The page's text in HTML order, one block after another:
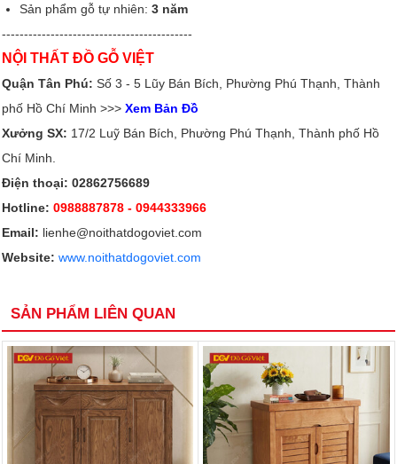
Sản phẩm gỗ tự nhiên:3 năm
-------------------------------------------
NỘI THẤT ĐỒ GỖ VIỆT
Quận Tân Phú: Số 3 - 5 Lũy Bán Bích, Phường Phú Thạnh, Thành
phố Hồ Chí Minh >>> Xem Bản Đồ
Xưởng SX: 17/2 Luỹ Bán Bích, Phường Phú Thạnh, Thành phố Hồ
Chí Minh.
Điện thoại: 02862756689
Hotline:0988887878 - 0944333966
Email: lienhe@noithatdogoviet.com
Website: www.noithatdogoviet.com
SẢN PHẨM LIÊN QUAN